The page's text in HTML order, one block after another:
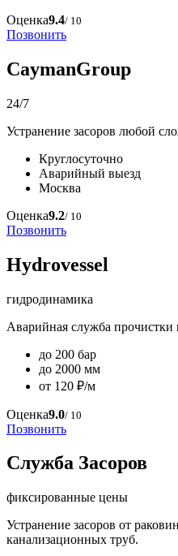
Оценка9.4/ 10
Позвонить
CaymanGroup
24/7
Устранение засоров любой
Круглосуточно
Аварийный выезд
Москва
Оценка9.2/ 10
Позвонить
Hydrovessel
гидродинамика
Аварийная служба прочистки
до 200 бар
до 2000 мм
от 120 ₽/м
Оценка9.0/ 10
Позвонить
Служба Засоров
фиксированные цены
Устранение засоров от
канализационных труб.